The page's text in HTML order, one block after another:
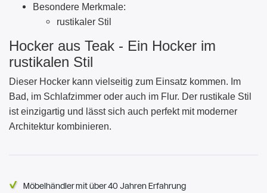
Besondere Merkmale:
rustikaler Stil
Hocker aus Teak - Ein Hocker im
rustikalen Stil
Dieser Hocker kann vielseitig zum Einsatz kommen. Im
Bad, im Schlafzimmer oder auch im Flur. Der rustikale Stil
ist einzigartig und lässt sich auch perfekt mit moderner
Architektur kombinieren.
Möbelhändler mit über 40 Jahren Erfahrung